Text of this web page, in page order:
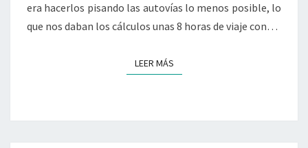
era hacerlos pisando las autovías lo menos posible, lo
que nos daban los cálculos unas 8 horas de viaje con…
LEER MÁSLEER MÁS